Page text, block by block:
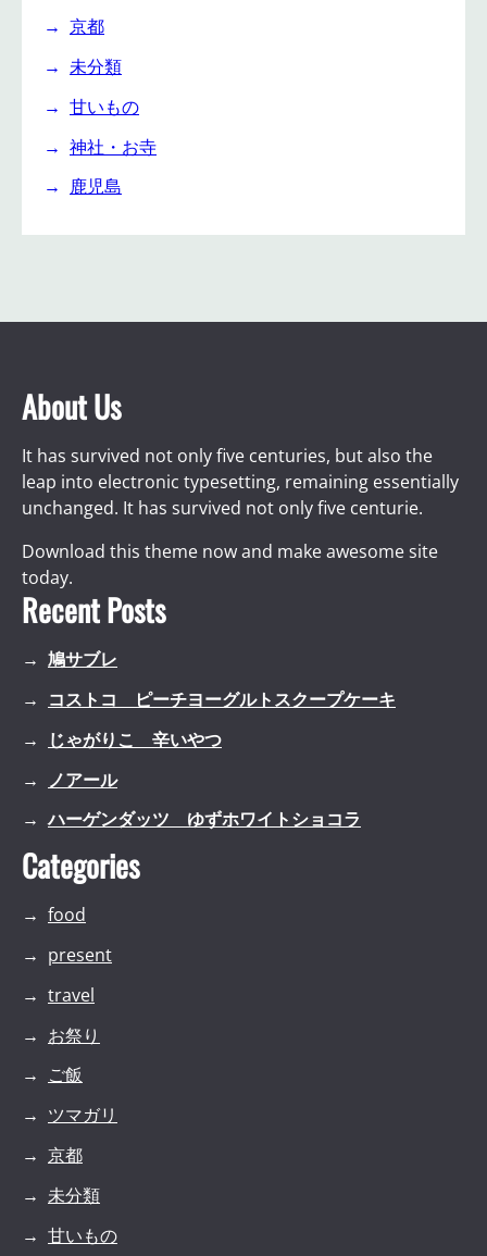
京都
未分類
甘いもの
神社・お寺
鹿児島
About Us
It has survived not only five centuries, but also the
leap into electronic typesetting, remaining essentially
unchanged. It has survived not only five centurie.
Download this theme now and make awesome site
today.
Recent Posts
鳩サブレ
コストコ ピーチヨーグルトスクープケーキ
じゃがりこ 辛いやつ
ノアール
ハーゲンダッツ ゆずホワイトショコラ
Categories
food
present
travel
お祭り
ご飯
ツマガリ
京都
未分類
甘いもの